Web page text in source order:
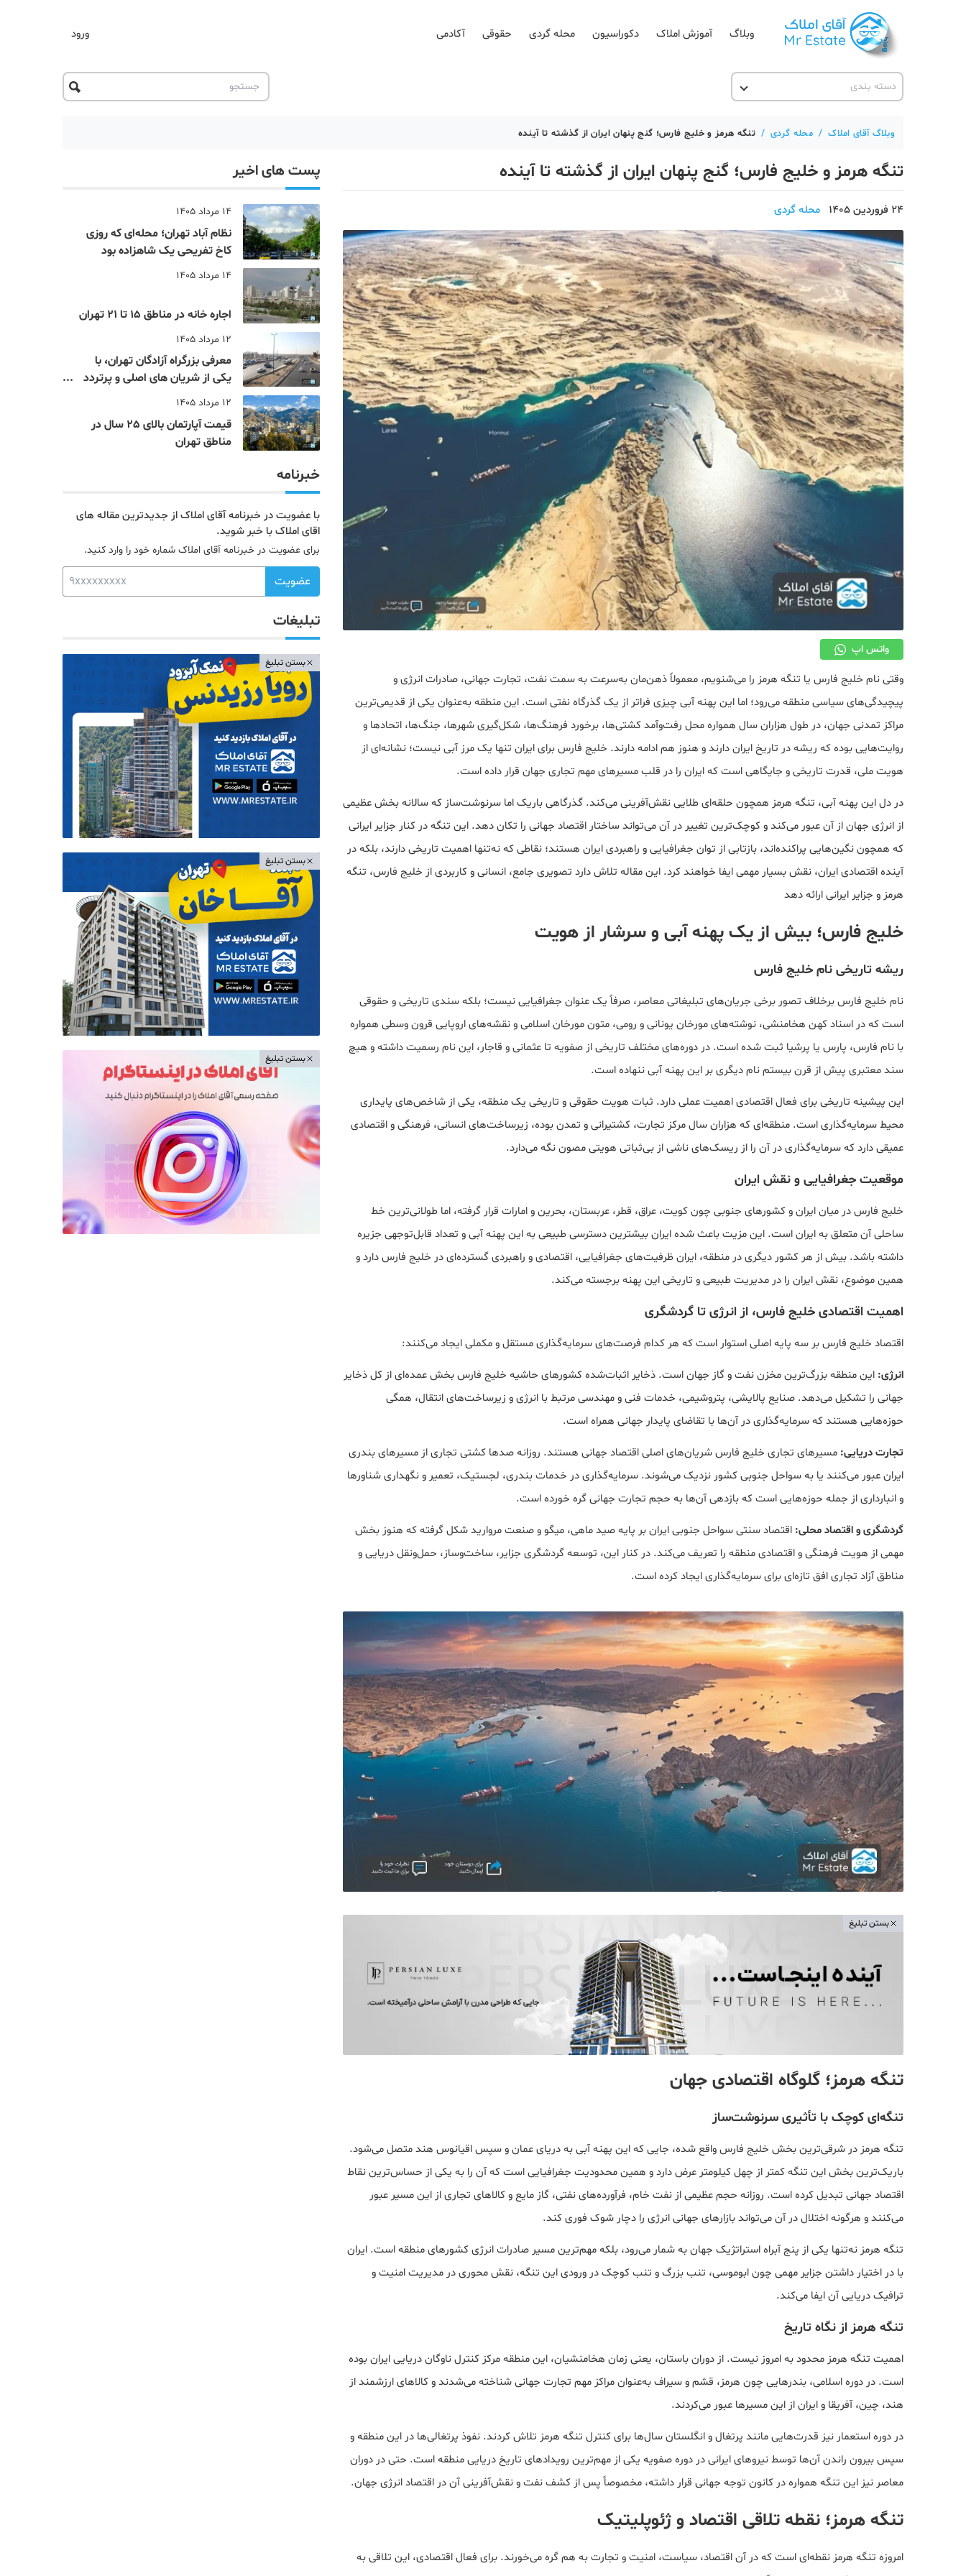
وبلاگ آموزش املاک دکوراسیون محله گردی حقوقی آکادمی ورود
دسته بندی
آقای مشاور املاک
آموزش پلتفرم آقای املاک
اخبار مسکن
تحلیل مسکن
حقوقی
دانستنی
دکوراسیون
صنعت ساختمان
محله گردی
معماری
ملکی
همایش و نمایشگاه
وبلاگ آقای املاک / محله گردی / تنگه هرمز و خلیج فارس؛ گنج پنهان ایران از گذشته تا آینده
تنگه هرمز و خلیج فارس؛ گنج پنهان ایران از گذشته تا آینده
24 فروردین 1405 محله گردی
واتس اپ
وقتی نام خلیج فارس یا تنگه هرمز را می‌شنویم، معمولاً ذهن‌مان به‌سرعت به سمت نفت، تجارت جهانی، صادرات انرژی و
پیچیدگی‌های سیاسی منطقه می‌رود؛ اما این پهنه آبی چیزی فراتر از یک گذرگاه نفتی است. این منطقه به‌عنوان یکی از قدیمی‌ترین
مراکز تمدنی جهان، در طول هزاران سال همواره محل رفت‌وآمد کشتی‌ها، برخورد فرهنگ‌ها، شکل‌گیری شهرها، جنگ‌ها، اتحادها و
روایت‌هایی بوده که ریشه در تاریخ ایران دارند و هنوز هم ادامه دارند. خلیج فارس برای ایران تنها یک مرز آبی نیست؛ نشانه‌ای از
هویت ملی، قدرت تاریخی و جایگاهی است که ایران را در قلب مسیرهای مهم تجاری جهان قرار داده است.
در دل این پهنه آبی، تنگه هرمز همچون حلقه‌ای طلایی نقش‌آفرینی می‌کند. گذرگاهی باریک اما سرنوشت‌ساز که سالانه بخش عظیمی
از انرژی جهان از آن عبور می‌کند و کوچک‌ترین تغییر در آن می‌تواند ساختار اقتصاد جهانی را تکان دهد. این تنگه در کنار جزایر ایرانی
که همچون نگین‌هایی پراکنده‌اند، بازتابی از توان جغرافیایی و راهبردی ایران هستند؛ نقاطی که نه‌تنها اهمیت تاریخی دارند، بلکه در
آینده اقتصادی ایران، نقش بسیار مهمی ایفا خواهند کرد. این مقاله تلاش دارد تصویری جامع، انسانی و کاربردی از خلیج فارس، تنگه
هرمز و جزایر ایرانی ارائه دهد
خلیج فارس؛ بیش از یک پهنه آبی و سرشار از هویت
ریشه تاریخی نام خلیج فارس
نام خلیج فارس برخلاف تصور برخی جریان‌های تبلیغاتی معاصر، صرفاً یک عنوان جغرافیایی نیست؛ بلکه سندی تاریخی و حقوقی
است که در اسناد کهن هخامنشی، نوشته‌های مورخان یونانی و رومی، متون مورخان اسلامی و نقشه‌های اروپایی قرون وسطی همواره
با نام فارس، پارس یا پرشیا ثبت شده است. در دوره‌های مختلف تاریخی از صفویه تا عثمانی و قاجار، این نام رسمیت داشته و هیچ
سند معتبری پیش از قرن بیستم نام دیگری بر این پهنه آبی ننهاده است.
این پیشینه تاریخی برای فعال اقتصادی اهمیت عملی دارد. ثبات هویت حقوقی و تاریخی یک منطقه، یکی از شاخص‌های پایداری
محیط سرمایه‌گذاری است. منطقه‌ای که هزاران سال مرکز تجارت، کشتیرانی و تمدن بوده، زیرساخت‌های انسانی، فرهنگی و اقتصادی
عمیقی دارد که سرمایه‌گذاری در آن را از ریسک‌های ناشی از بی‌ثباتی هویتی مصون نگه می‌دارد.
موقعیت جغرافیایی و نقش ایران
خلیج فارس در میان ایران و کشورهای جنوبی چون کویت، عراق، قطر، عربستان، بحرین و امارات قرار گرفته، اما طولانی‌ترین خط
ساحلی آن متعلق به ایران است. این مزیت باعث شده ایران بیشترین دسترسی طبیعی به این پهنه آبی و تعداد قابل‌توجهی جزیره
داشته باشد. بیش از هر کشور دیگری در منطقه، ایران ظرفیت‌های جغرافیایی، اقتصادی و راهبردی گسترده‌ای در خلیج فارس دارد و
همین موضوع، نقش ایران را در مدیریت طبیعی و تاریخی این پهنه برجسته می‌کند.
اهمیت اقتصادی خلیج فارس، از انرژی تا گردشگری
اقتصاد خلیج فارس بر سه پایه اصلی استوار است که هر کدام فرصت‌های سرمایه‌گذاری مستقل و مکملی ایجاد می‌کنند:
انرژی: این منطقه بزرگ‌ترین مخزن نفت و گاز جهان است. ذخایر اثبات‌شده کشورهای حاشیه خلیج فارس بخش عمده‌ای از کل ذخایر
جهانی را تشکیل می‌دهد. صنایع پالایشی، پتروشیمی، خدمات فنی و مهندسی مرتبط با انرژی و زیرساخت‌های انتقال، همگی
حوزه‌هایی هستند که سرمایه‌گذاری در آن‌ها با تقاضای پایدار جهانی همراه است.
تجارت دریایی: مسیرهای تجاری خلیج فارس شریان‌های اصلی اقتصاد جهانی هستند. روزانه صدها کشتی تجاری از مسیرهای بندری
ایران عبور می‌کنند یا به سواحل جنوبی کشور نزدیک می‌شوند. سرمایه‌گذاری در خدمات بندری، لجستیک، تعمیر و نگهداری شناورها
و انبارداری از جمله حوزه‌هایی است که بازدهی آن‌ها به حجم تجارت جهانی گره خورده است.
گردشگری و اقتصاد محلی: اقتصاد سنتی سواحل جنوبی ایران بر پایه صید ماهی، میگو و صنعت مروارید شکل گرفته که هنوز بخش
مهمی از هویت فرهنگی و اقتصادی منطقه را تعریف می‌کند. در کنار این، توسعه گردشگری جزایر، ساخت‌وساز، حمل‌ونقل دریایی و
مناطق آزاد تجاری افق تازه‌ای برای سرمایه‌گذاری ایجاد کرده است.
بستن تبلیغ
تنگه هرمز؛ گلوگاه اقتصادی جهان
تنگه‌ای کوچک با تأثیری سرنوشت‌ساز
تنگه هرمز در شرقی‌ترین بخش خلیج فارس واقع شده، جایی که این پهنه آبی به دریای عمان و سپس اقیانوس هند متصل می‌شود.
باریک‌ترین بخش این تنگه کمتر از چهل کیلومتر عرض دارد و همین محدودیت جغرافیایی است که آن را به یکی از حساس‌ترین نقاط
اقتصاد جهانی تبدیل کرده است. روزانه حجم عظیمی از نفت خام، فرآورده‌های نفتی، گاز مایع و کالاهای تجاری از این مسیر عبور
می‌کنند و هرگونه اختلال در آن می‌تواند بازارهای جهانی انرژی را دچار شوک فوری کند.
تنگه هرمز نه‌تنها یکی از پنج آبراه استراتژیک جهان به شمار می‌رود، بلکه مهم‌ترین مسیر صادرات انرژی کشورهای منطقه است. ایران
با در اختیار داشتن جزایر مهمی چون ابوموسی، تنب بزرگ و تنب کوچک در ورودی این تنگه، نقش محوری در مدیریت امنیت و
ترافیک دریایی آن ایفا می‌کند.
تنگه هرمز از نگاه تاریخ
اهمیت تنگه هرمز محدود به امروز نیست. از دوران باستان، یعنی زمان هخامنشیان، این منطقه مرکز کنترل ناوگان دریایی ایران بوده
است. در دوره اسلامی، بندرهایی چون هرمز، قشم و سیراف به‌عنوان مراکز مهم تجارت جهانی شناخته می‌شدند و کالاهای ارزشمند از
هند، چین، آفریقا و ایران از این مسیرها عبور می‌کردند.
در دوره استعمار نیز قدرت‌هایی مانند پرتغال و انگلستان سال‌ها برای کنترل تنگه هرمز تلاش کردند. نفوذ پرتغالی‌ها در این منطقه و
سپس بیرون راندن آن‌ها توسط نیروهای ایرانی در دوره صفویه یکی از مهم‌ترین رویدادهای تاریخ دریایی منطقه است. حتی در دوران
معاصر نیز این تنگه همواره در کانون توجه جهانی قرار داشته، مخصوصاً پس از کشف نفت و نقش‌آفرینی آن در اقتصاد انرژی جهان.
تنگه هرمز؛ نقطه تلاقی اقتصاد و ژئوپلیتیک
امروزه تنگه هرمز نقطه‌ای است که در آن اقتصاد، سیاست، امنیت و تجارت به هم گره می‌خورند. برای فعال اقتصادی، این تلاقی به
پست های اخیر
14 مرداد 1405
نظام‌ آباد تهران؛ محله‌ای که روزی
کاخ تفریحی یک شاهزاده بود
14 مرداد 1405
اجاره خانه در مناطق 15 تا 21 تهران
12 مرداد 1405
معرفی بزرگراه آزادگان تهران، با
یکی از شریان های اصلی و پرتردد
جنوب پایتخت آشنا شوید
12 مرداد 1405
قیمت آپارتمان بالای 25 سال در
مناطق تهران
خبرنامه
با عضویت در خبرنامه آقای املاک از جدیدترین مقاله های
اقای املاک با خبر شوید.
برای عضویت در خبرنامه آقای املاک شماره خود را وارد کنید.
عضویت
تبلیغات
بستن تبلیغ
بستن تبلیغ
بستن تبلیغ